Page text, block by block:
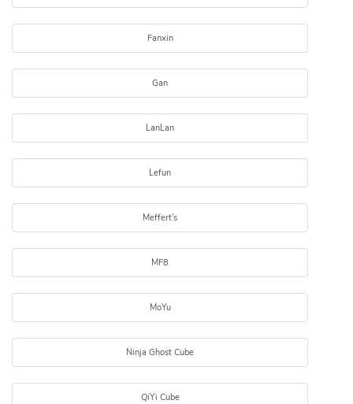
Fanxin
Gan
LanLan
Lefun
Meffert's
MF8
MoYu
Ninja Ghost Cube
QiYi Cube